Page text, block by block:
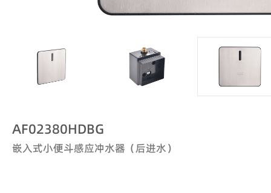
AF02380HDBG
嵌入式小便斗感应冲水器（后进水）